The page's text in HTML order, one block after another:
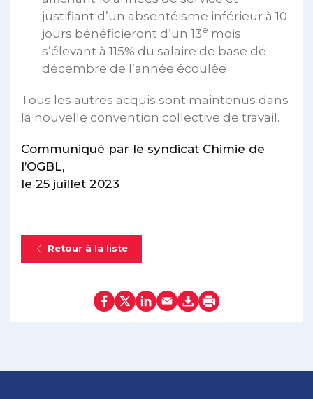
justifiant d’un absentéisme inférieur à 10
jours bénéficieront d’un 13e mois
s’élevant à 115% du salaire de base de
décembre de l’année écoulée
Tous les autres acquis sont maintenus dans
la nouvelle convention collective de travail.
Communiqué par le syndicat Chimie de
l’OGBL,
le 25 juillet 2023
Retour à la liste